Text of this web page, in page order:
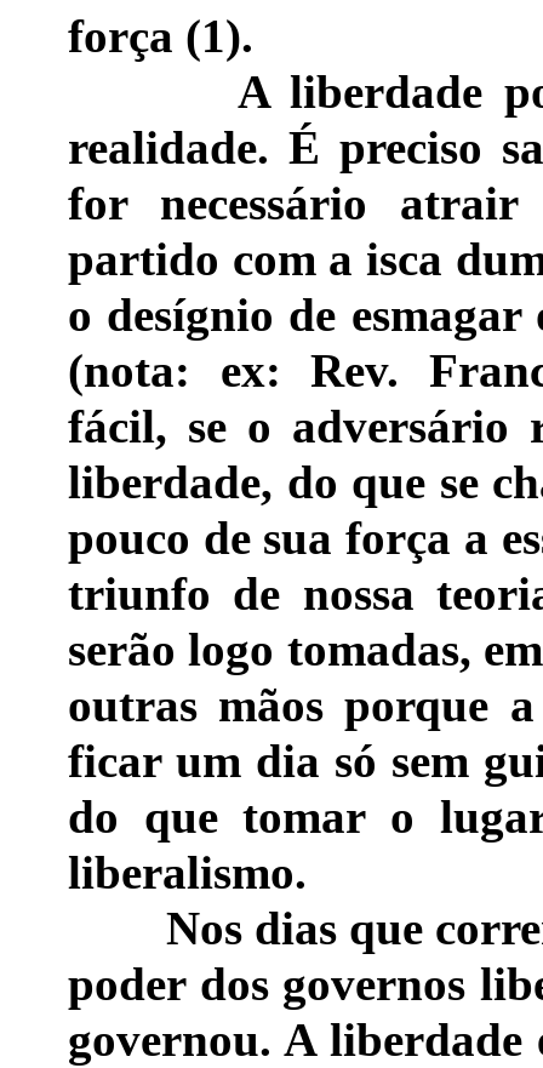
força (1).
A liberdade
realidade. É preciso
for necessário atrair
partido com a isca
o desígnio de
(nota: ex: Rev.
fácil, se o adversário
liberdade, do que se
pouco de sua força a
triunfo de nossa
serão logo tomadas,
outras mãos porque
ficar um dia só sem
do que tomar o
liberalismo.
Nos dias que
poder dos governos
governou. A